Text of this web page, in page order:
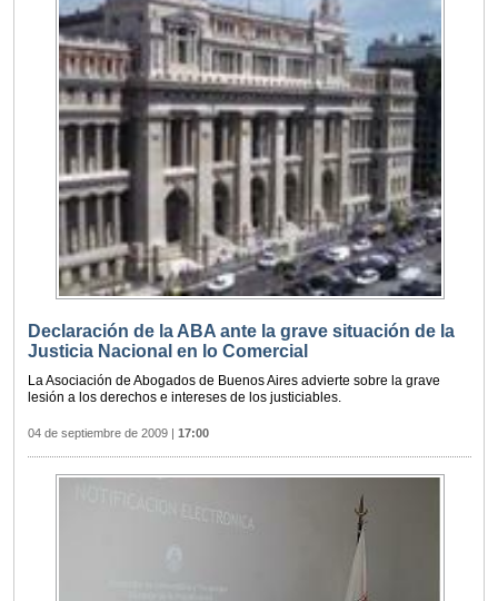
Declaración de la ABA ante la grave situación de la
Justicia Nacional en lo Comercial
La Asociación de Abogados de Buenos Aires advierte sobre la grave
lesión a los derechos e intereses de los justiciables.
04 de septiembre de 2009 | 17:00